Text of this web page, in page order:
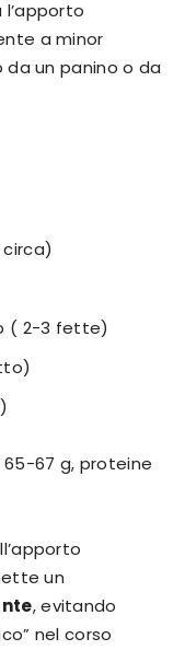
a minor
un panino o da
( 2-3 fette)
67 g, proteine
un
, evitando
nel corso